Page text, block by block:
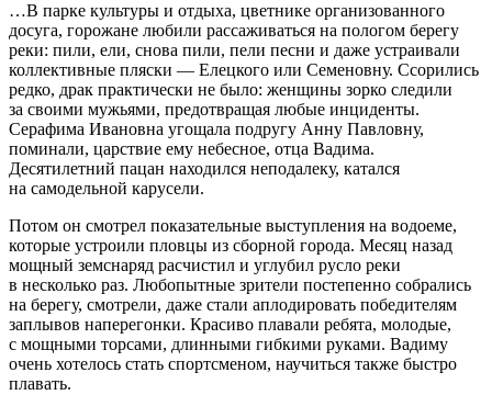
…В парке культуры и отдыха, цветнике организованного
досуга, горожане любили рассаживаться на пологом берегу
реки: пили, ели, снова пили, пели песни и даже устраивали
коллективные пляски — Елецкого или Семеновну. Ссорились
редко, драк практически не было: женщины зорко следили
за своими мужьями, предотвращая любые инциденты.
Серафима Ивановна угощала подругу Анну Павловну,
поминали, царствие ему небесное, отца Вадима.
Десятилетний пацан находился неподалеку, катался
на самодельной карусели.
Потом он смотрел показательные выступления на водоеме,
которые устроили пловцы из сборной города. Месяц назад
мощный земснаряд расчистил и углубил русло реки
в несколько раз. Любопытные зрители постепенно собрались
на берегу, смотрели, даже стали аплодировать победителям
заплывов наперегонки. Красиво плавали ребята, молодые,
с мощными торсами, длинными гибкими руками. Вадиму
очень хотелось стать спортсменом, научиться также быстро
плавать.